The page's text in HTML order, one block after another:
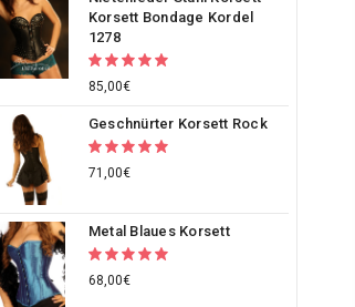
Korsett Bondage Kordel
1278
85,00€
Geschnürter Korsett Rock
71,00€
Metal Blaues Korsett
68,00€